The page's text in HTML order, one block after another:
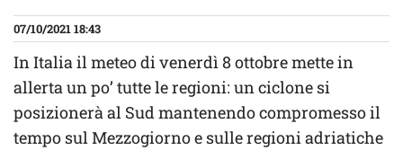
07/10/2021 18:43
In Italia il meteo di venerdì 8 ottobre mette in
allerta un po’ tutte le regioni: un ciclone si
posizionerà al Sud mantenendo compromesso il
tempo sul Mezzogiorno e sulle regioni adriatiche